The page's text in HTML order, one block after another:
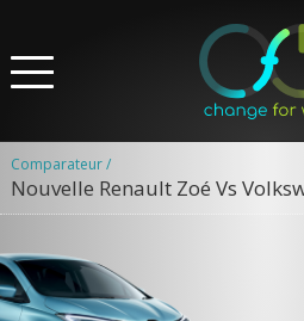
Comparateur /
Nouvelle Renault Zoé Vs